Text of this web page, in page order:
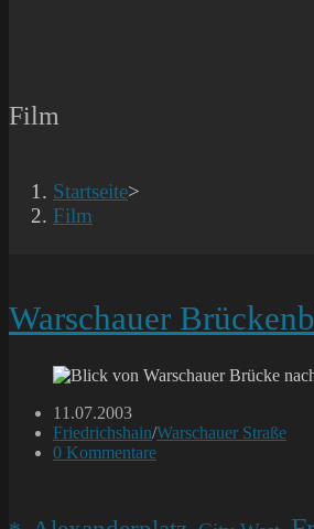
Film
Startseite>
Film
Warschauer
Beitrag
veröffentlicht:
11.07.2003
Beitrags-
Kategorie:
Friedrichshain/Warschauer Straße
Beitrags-
0 Kommentare